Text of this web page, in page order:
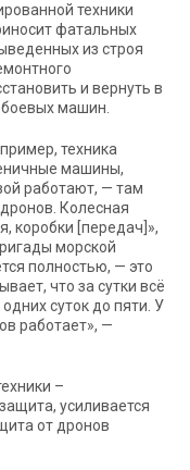
техники
фатальных
из строя
и вернуть в
машин.
техника
машины,
работают, — там
Колесная
коробки [передач]»,
морской
полностью, — это
что за сутки всё
суток до пяти. У
работает», —
–
усиливается
от дронов